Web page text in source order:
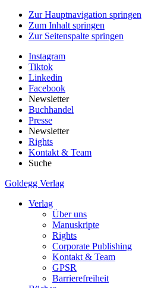
Zur Hauptnavigation springen
Zum Inhalt springen
Zur Seitenspalte springen
Instagram
Tiktok
Linkedin
Facebook
Newsletter
Buchhandel
Presse
Newsletter
Rights
Kontakt & Team
Suche
Goldegg Verlag
Verlag
Über uns
Manuskripte
Rights
Corporate Publishing
Kontakt & Team
GPSR
Barrierefreiheit